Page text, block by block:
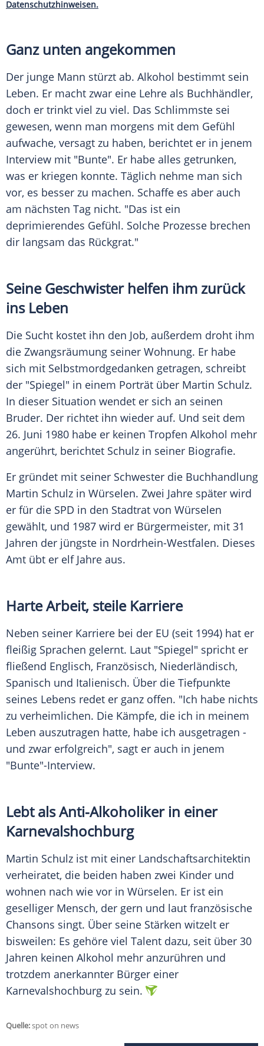
Datenschutzhinweisen.
Ganz unten angekommen
Der junge Mann stürzt ab. Alkohol bestimmt sein
Leben. Er macht zwar eine Lehre als Buchhändler,
doch er trinkt viel zu viel. Das Schlimmste sei
gewesen, wenn man morgens mit dem Gefühl
aufwache, versagt zu haben, berichtet er in jenem
Interview mit "Bunte". Er habe alles getrunken,
was er kriegen konnte. Täglich nehme man sich
vor, es besser zu machen. Schaffe es aber auch
am nächsten Tag nicht. "Das ist ein
deprimierendes Gefühl. Solche Prozesse brechen
dir langsam das Rückgrat."
Seine Geschwister helfen ihm zurück
ins Leben
Die Sucht kostet ihn den Job, außerdem droht ihm
die Zwangsräumung seiner Wohnung. Er habe
sich mit Selbstmordgedanken getragen, schreibt
der "Spiegel" in einem Porträt über Martin Schulz.
In dieser Situation wendet er sich an seinen
Bruder. Der richtet ihn wieder auf. Und seit dem
26. Juni 1980 habe er keinen Tropfen Alkohol mehr
angerührt, berichtet Schulz in seiner Biografie.
Er gründet mit seiner Schwester die Buchhandlung
Martin Schulz in Würselen. Zwei Jahre später wird
er für die SPD in den Stadtrat von Würselen
gewählt, und 1987 wird er Bürgermeister, mit 31
Jahren der jüngste in Nordrhein-Westfalen. Dieses
Amt übt er elf Jahre aus.
Harte Arbeit, steile Karriere
Neben seiner Karriere bei der EU (seit 1994) hat er
fleißig Sprachen gelernt. Laut "Spiegel" spricht er
fließend Englisch, Französisch, Niederländisch,
Spanisch und Italienisch. Über die Tiefpunkte
seines Lebens redet er ganz offen. "Ich habe nichts
zu verheimlichen. Die Kämpfe, die ich in meinem
Leben auszutragen hatte, habe ich ausgetragen -
und zwar erfolgreich", sagt er auch in jenem
"Bunte"-Interview.
Lebt als Anti-Alkoholiker in einer
Karnevalshochburg
Martin Schulz ist mit einer Landschaftsarchitektin
verheiratet, die beiden haben zwei Kinder und
wohnen nach wie vor in Würselen. Er ist ein
geselliger Mensch, der gern und laut französische
Chansons singt. Über seine Stärken witzelt er
bisweilen: Es gehöre viel Talent dazu, seit über 30
Jahren keinen Alkohol mehr anzurühren und
trotzdem anerkannter Bürger einer
Karnevalshochburg zu sein.
Quelle:spot on news